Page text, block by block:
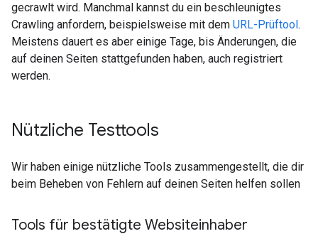
gecrawlt wird. Manchmal kannst du ein beschleunigtes
Crawling anfordern, beispielsweise mit dem URL-Prüftool.
Meistens dauert es aber einige Tage, bis Änderungen, die
auf deinen Seiten stattgefunden haben, auch registriert
werden.
Nützliche Testtools
Wir haben einige nützliche Tools zusammengestellt, die dir
beim Beheben von Fehlern auf deinen Seiten helfen sollen
Tools für bestätigte Websiteinhaber